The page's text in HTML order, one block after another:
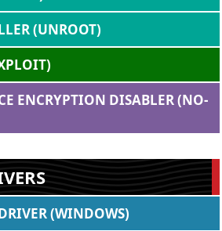
(UNROOT)
ENCRYPTION DISABLER (NO-
(WINDOWS)